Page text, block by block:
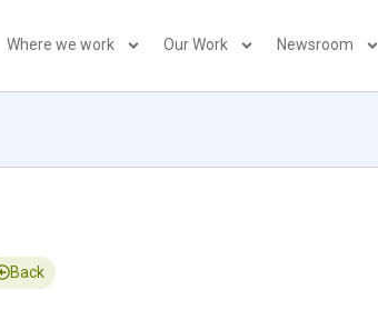
Where we work Our Work Newsroom
Back